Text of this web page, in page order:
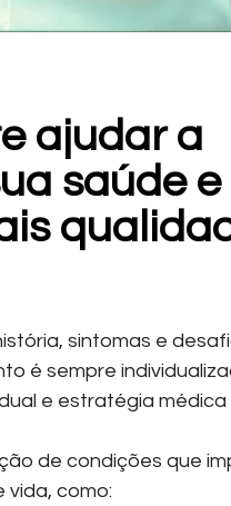
ajudar a
saúde e
sintomas e
é sempre
e estratégia médica
de condições que
vida, como: